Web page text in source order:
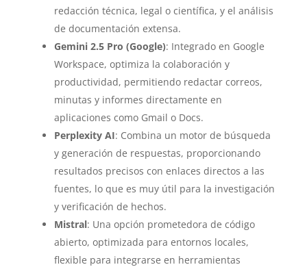
redacción técnica, legal o científica, y el análisis
de documentación extensa.
Gemini 2.5 Pro (Google): Integrado en Google
Workspace, optimiza la colaboración y
productividad, permitiendo redactar correos,
minutas y informes directamente en
aplicaciones como Gmail o Docs.
Perplexity AI: Combina un motor de búsqueda
y generación de respuestas, proporcionando
resultados precisos con enlaces directos a las
fuentes, lo que es muy útil para la investigación
y verificación de hechos.
Mistral: Una opción prometedora de código
abierto, optimizada para entornos locales,
flexible para integrarse en herramientas